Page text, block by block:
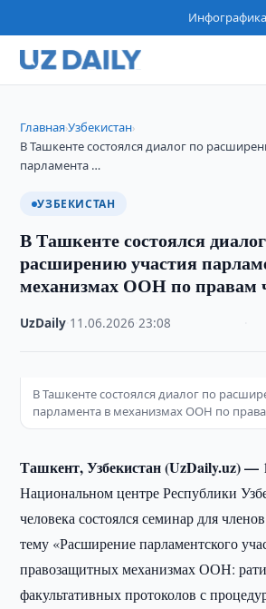
Главная›Узбекистан›
В Ташкенте состоялся диалог по
парламента …
УЗБЕКИСТАН
В Ташкенте состоялся
расширению участия
механизмах ООН по правам
UzDaily 11.06.2026 ·23:08
В Ташкенте состоялся диалог по
парламента в механизмах ООН по
Ташкент, Узбекистан (UzDaily.uz) —
Национальном центре Республики
человека состоялся семинар для
тему «Расширение парламентского
правозащитных механизмах ООН:
факультативных протоколов с